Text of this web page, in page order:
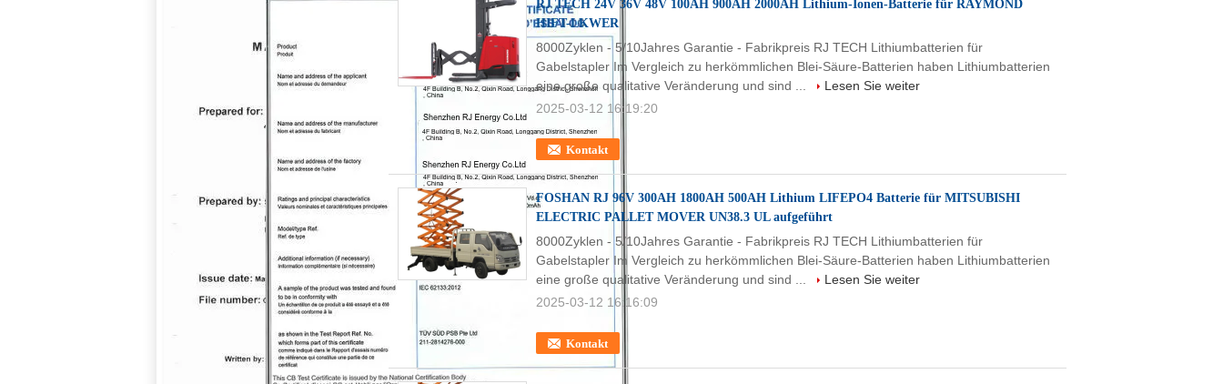
RJ TECH 24V 36V 48V 100AH 900AH 2000AH Lithium-Ionen-Batterie für RAYMOND
HIFT-LKWER
Kontakt
8000Zyklen - 5/10Jahres Garantie - Fabrikpreis RJ TECH Lithiumbatterien für
Gabelstapler Im Vergleich zu herkömmlichen Blei-Säure-Batterien haben Lithiumbatterien
eine große qualitative Veränderung und sind ...
Lesen Sie weiter
2025-03-12 16:19:20
FOSHAN RJ 96V 300AH 1800AH 500AH Lithium LIFEPO4 Batterie für MITSUBISHI
ELECTRIC PALLET MOVER UN38.3 UL aufgeführt
Kontakt
8000Zyklen - 5/10Jahres Garantie - Fabrikpreis RJ TECH Lithiumbatterien für
Gabelstapler Im Vergleich zu herkömmlichen Blei-Säure-Batterien haben Lithiumbatterien
eine große qualitative Veränderung und sind ...
Lesen Sie weiter
2025-03-12 16:16:09